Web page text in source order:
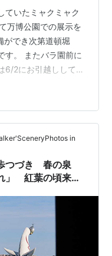
ていたミャクミャク
万博公園での展示を
ができ次第道頓堀
す。 またバラ園前に
6/2にお引越ししてい
方はぜひ、泉南か道
べて4/28訪問時のも
の輪 ランキング参加
in
つづき 春の泉
」 紅葉の頃来て